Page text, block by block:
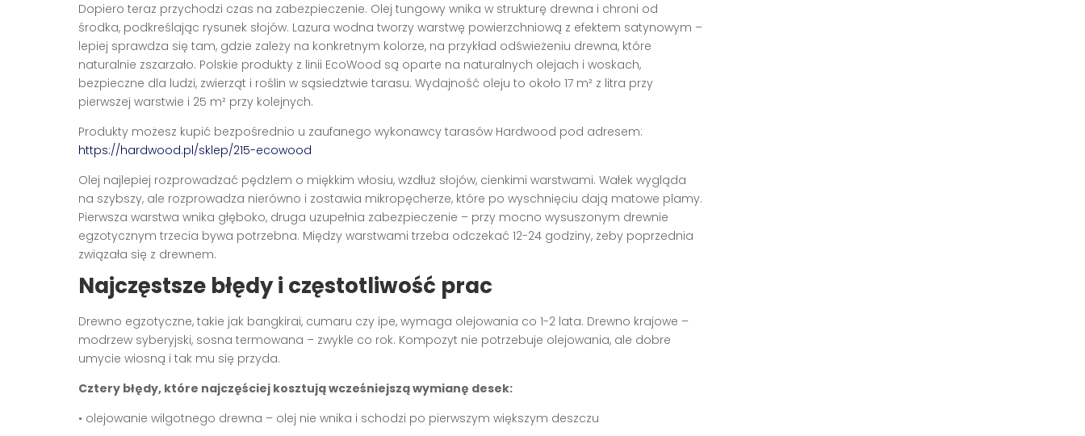
Dopiero teraz przychodzi czas na zabezpieczenie. Olej tungowy wnika w strukturę drewna i chroni od
środka, podkreślając rysunek słojów. Lazura wodna tworzy warstwę powierzchniową z efektem satynowym –
lepiej sprawdza się tam, gdzie zależy na konkretnym kolorze, na przykład odświeżeniu drewna, które
naturalnie zszarzało. Polskie produkty z linii EcoWood są oparte na naturalnych olejach i woskach,
bezpieczne dla ludzi, zwierząt i roślin w sąsiedztwie tarasu. Wydajność oleju to około 17 m² z litra przy
pierwszej warstwie i 25 m² przy kolejnych.
Produkty możesz kupić bezpośrednio u zaufanego wykonawcy tarasów Hardwood pod adresem:
https://hardwood.pl/sklep/215-ecowood
Olej najlepiej rozprowadzać pędzlem o miękkim włosiu, wzdłuż słojów, cienkimi warstwami. Wałek wygląda
na szybszy, ale rozprowadza nierówno i zostawia mikropęcherze, które po wyschnięciu dają matowe plamy.
Pierwsza warstwa wnika głęboko, druga uzupełnia zabezpieczenie – przy mocno wysuszonym drewnie
egzotycznym trzecia bywa potrzebna. Między warstwami trzeba odczekać 12-24 godziny, żeby poprzednia
związała się z drewnem.
Najczęstsze błędy i częstotliwość prac
Drewno egzotyczne, takie jak bangkirai, cumaru czy ipe, wymaga olejowania co 1-2 lata. Drewno krajowe –
modrzew syberyjski, sosna termowana – zwykle co rok. Kompozyt nie potrzebuje olejowania, ale dobre
umycie wiosną i tak mu się przyda.
Cztery błędy, które najczęściej kosztują wcześniejszą wymianę desek:
• olejowanie wilgotnego drewna – olej nie wnika i schodzi po pierwszym większym deszczu